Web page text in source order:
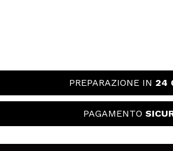
PREPARAZIONE IN 24
PAGAMENTO